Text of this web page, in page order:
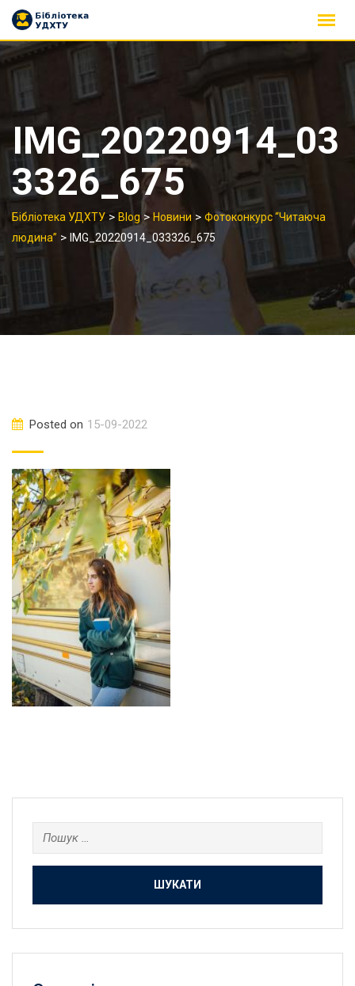
Skip
content
IMG_20220914_03
3326_675
Бібліотека УДХТУ > Blog > Новини > Фотоконкурс “Читаюча
людина” > IMG_20220914_033326_675
Posted on 15-09-2022
Пошук: